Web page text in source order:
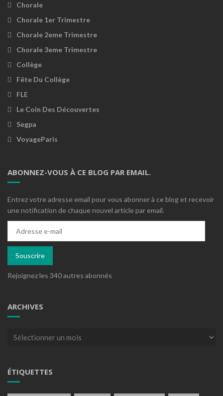
Chorale
Chorale 1er Trimestre
Chorale 2eme Trimestre
Chorale 3eme Trimestre
Collège
Fête Du Collège
FLE
Le Coin Des Découvertes
Segpa
VoyageParis
ABONNEZ-VOUS À CE BLOG PAR EMAIL.
Entrez votre adresse email pour vous abonner à ce blog et recevoir
une notification de chaque nouvel article par email.
mail
Souscrire
Rejoignez les 340 autres abonnés
ARCHIVES
Archives
ÉTIQUETTES